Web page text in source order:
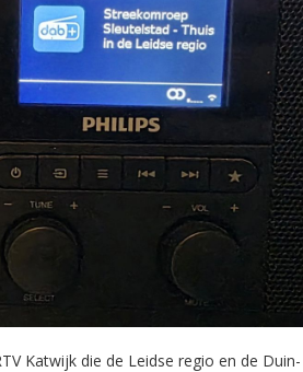
Katwijk die de Leidse regio en de